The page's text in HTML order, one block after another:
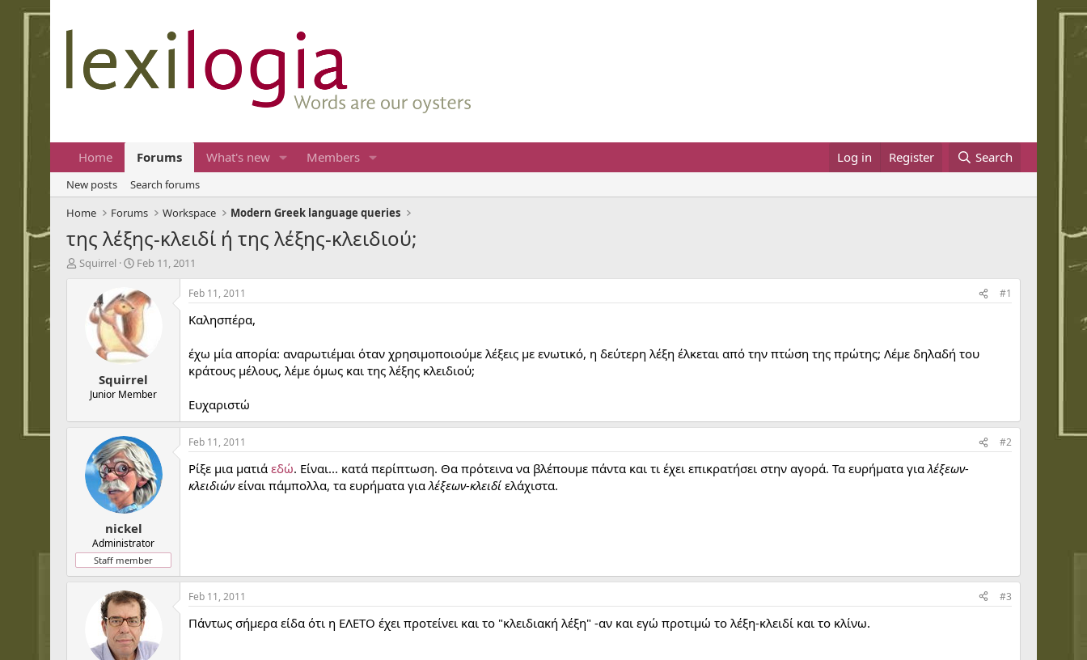
Home Forums What's new Members Log in Register Search
New posts
Search forums
Home
Forums Workspace Modern Greek language queries
της λέξης-κλειδί ή της λέξης-κλειδιού;
T
e
Squirrel
S
a
r
t
d
a
t
e
Feb 11, 2011
Squirrel
Junior Member
Feb 11, 2011 #1
Καλησπέρα,
έχω μία απορία: αναρωτιέμαι όταν χρησιμοποιούμε λέξεις με ενωτικό, η δεύτερη λέξη έλκεται από την πτώση της πρώτης; Λέμε δηλαδή του
κράτους μέλους, λέμε όμως και της λέξης κλειδιού;
Ευχαριστώ
nickel
Administrator
Staff member
Feb 11, 2011 #2
Ρίξε μια ματιά εδώ. Είναι... κατά περίπτωση. Θα πρότεινα να βλέπουμε πάντα και τι έχει επικρατήσει στην αγορά. Τα ευρήματα γιαλέξεων-
κλειδιώνείναι πάμπολλα, τα ευρήματα γιαλέξεων-κλειδί ελάχιστα.
Feb 11, 2011 #3
Πάντως σήμερα είδα ότι η ΕΛΕΤΟ έχει προτείνει και το "κλειδιακή λέξη" -αν και εγώ προτιμώ το λέξη-κλειδί και το κλίνω.